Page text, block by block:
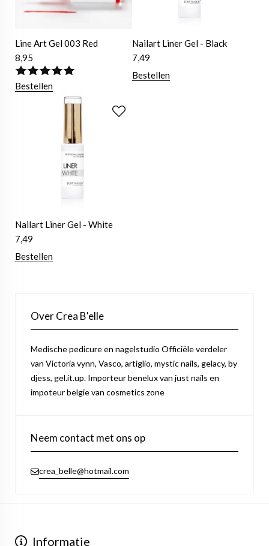
Line Art Gel 003 Red
8,95
Bestellen
Nailart Liner Gel - Black
7,49
Bestellen
Nailart Liner Gel - White
7,49
Bestellen
Over Crea B'elle
Medische pedicure en nagelstudio Officiële verdeler
van Victoria vynn, Vasco, artiglio, mystic nails, gelacy, by
djess, gel.it.up. Importeur benelux van just nails en
impoteur belgie van cosmetics zone
Neem contact met ons op
crea_belle@hotmail.com
Informatie